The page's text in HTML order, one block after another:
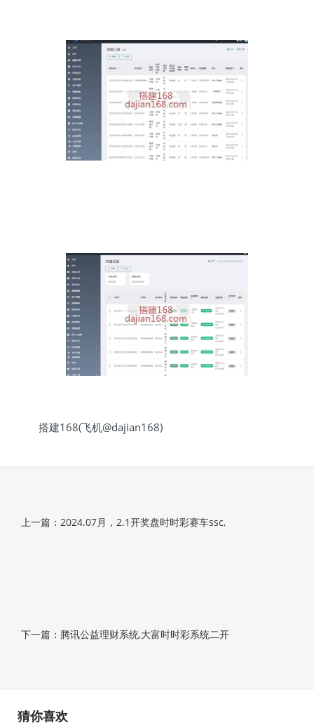
搭建168(飞机@dajian168)
上一篇：2024.07月，2.1开奖盘时时彩赛车ssc,
下一篇：腾讯公益理财系统,大富时时彩系统二开
猜你喜欢